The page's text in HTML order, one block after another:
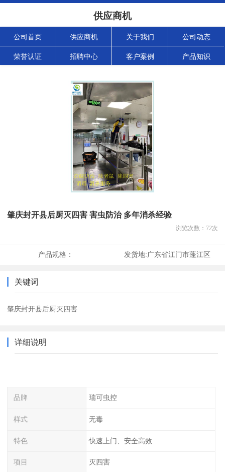
供应商机
公司首页 供应商机 关于我们 公司动态
荣誉认证 招聘中心 客户案例 产品知识
肇庆封开县后厨灭四害 害虫防治 多年消杀经验
浏览次数： 72次
产品规格： 发货地:广东省江门市蓬江区
关键词
肇庆封开县后厨灭四害
详细说明
品牌 瑞可虫控
样式 无毒
特色 快速上门、安全高效
项目 灭四害